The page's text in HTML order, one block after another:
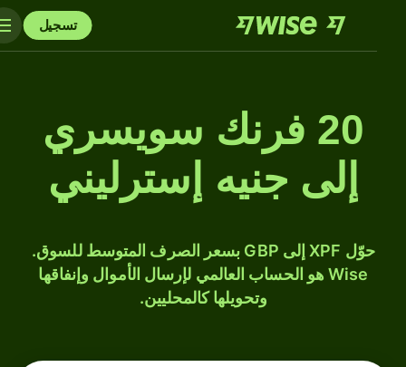
تسجيل
20 فرنك سويسري
إلى جنيه إسترليني
حوّل XPF إلى GBP بسعر الصرف المتوسط للسوق.
Wise هو الحساب العالمي لإرسال الأموال وإنفاقها
وتحويلها كالمحليين.